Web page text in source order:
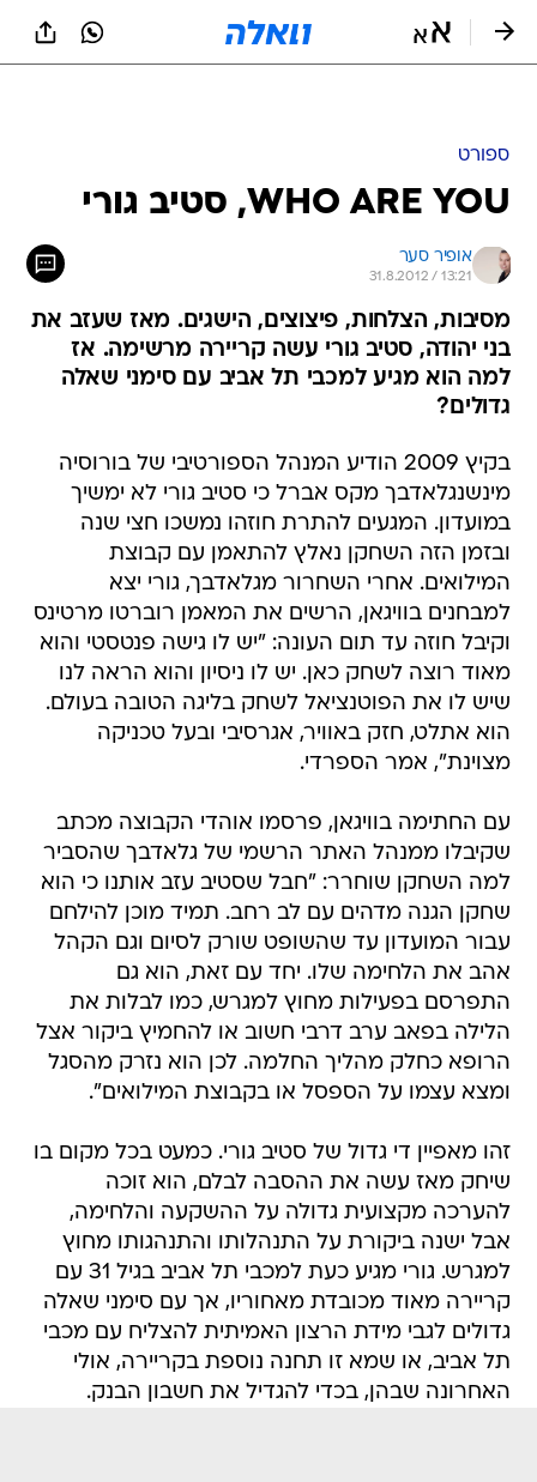
ספורט
WHO ARE YOU, סטיב גורי
אופיר סער
31.8.2012 / 13:21
מסיבות, הצלחות, פיצוצים, הישגים. מאז שעזב את
בני יהודה, סטיב גורי עשה קריירה מרשימה. אז
למה הוא מגיע למכבי תל אביב עם סימני שאלה
גדולים?
בקיץ 2009 הודיע המנהל הספורטיבי של בורוסיה
מינשנגלאדבך מקס אברל כי סטיב גורי לא ימשיך
במועדון. המגעים להתרת חוזהו נמשכו חצי שנה
ובזמן הזה השחקן נאלץ להתאמן עם קבוצת
המילואים. אחרי השחרור מגלאדבך, גורי יצא
למבחנים בוויגאן, הרשים את המאמן רוברטו מרטינס
וקיבל חוזה עד תום העונה: "יש לו גישה פנטסטי והוא
מאוד רוצה לשחק כאן. יש לו ניסיון והוא הראה לנו
שיש לו את הפוטנציאל לשחק בליגה הטובה בעולם.
הוא אתלט, חזק באוויר, אגרסיבי ובעל טכניקה
מצוינת", אמר הספרדי.
עם החתימה בוויגאן, פרסמו אוהדי הקבוצה מכתב
שקיבלו ממנהל האתר הרשמי של גלאדבך שהסביר
למה השחקן שוחרר: "חבל שסטיב עזב אותנו כי הוא
שחקן הגנה מדהים עם לב רחב. תמיד מוכן להילחם
עבור המועדון עד שהשופט שורק לסיום וגם הקהל
אהב את הלחימה שלו. יחד עם זאת, הוא גם
התפרסם בפעילות מחוץ למגרש, כמו לבלות את
הלילה בפאב ערב דרבי חשוב או להחמיץ ביקור אצל
הרופא כחלק מהליך החלמה. לכן הוא נזרק מהסגל
ומצא עצמו על הספסל או בקבוצת המילואים".
זהו מאפיין די גדול של סטיב גורי. כמעט בכל מקום בו
שיחק מאז עשה את ההסבה לבלם, הוא זוכה
להערכה מקצועית גדולה על ההשקעה והלחימה,
אבל ישנה ביקורת על התנהלותו והתנהגותו מחוץ
למגרש. גורי מגיע כעת למכבי תל אביב בגיל 31 עם
קריירה מאוד מכובדת מאחוריו, אך עם סימני שאלה
גדולים לגבי מידת הרצון האמיתית להצליח עם מכבי
תל אביב, או שמא זו תחנה נוספת בקריירה, אולי
האחרונה שבהן, בכדי להגדיל את חשבון הבנק.